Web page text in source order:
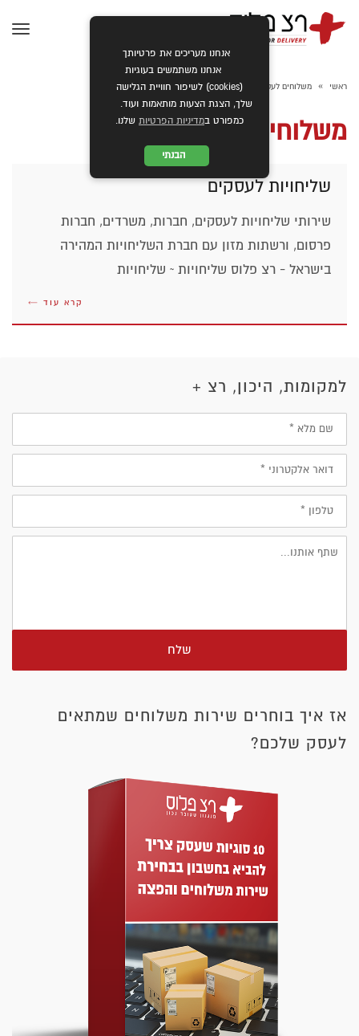
ראשי » משלוחים לעסק
משלוחים לעסק
שליחויות לעסקים
שירותי שליחויות לעסקים, חברות, משרדים, חברות
פרסום, ורשתות מזון עם חברת השליחויות המהירה
בישראל - רצ פלוס שליחויות ~ שליחויות
קרא עוד ←
למקומות, היכון, רצ +
שם
מלא
דוא״ל
טלפון
שלח
אז איך בוחרים שירות משלוחים שמתאים
לעסק שלכם?
אנחנו מעריכים את פרטיותך
אנחנו משתמשים בעוגיות
(cookies) לשיפור חוויית הגלישה
שלך, הצגת הצעות מותאמות ועוד.
כמפורט במדיניות הפרטיות שלנו.
הבנתי